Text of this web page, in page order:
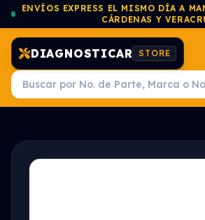
ENVÍOS EXPRESS EL MISMO DÍA A
CÁRDENAS Y
DIAGNOSTICAR STORE